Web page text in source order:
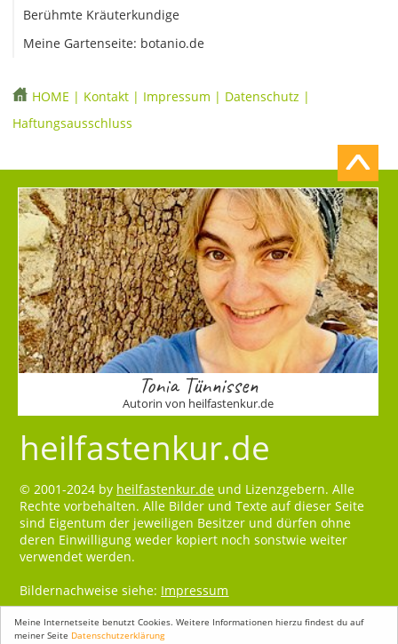
Meine Internetseite benutzt Cookies. Weitere Informationen hierzu findest du auf
meiner Seite Datenschutzerklärung
Berühmte Kräuterkundige
Meine Gartenseite: botanio.de
HOME | Kontakt | Impressum | Datenschutz |
Haftungsausschluss
Tonia Tünnissen
Autorin von heilfastenkur.de
heilfastenkur.de
© 2001-2024 by heilfastenkur.de und Lizenzgebern. Alle
Rechte vorbehalten. Alle Bilder und Texte auf dieser Seite
sind Eigentum der jeweiligen Besitzer und dürfen ohne
deren Einwilligung weder kopiert noch sonstwie weiter
verwendet werden.
Bildernachweise siehe: Impressum